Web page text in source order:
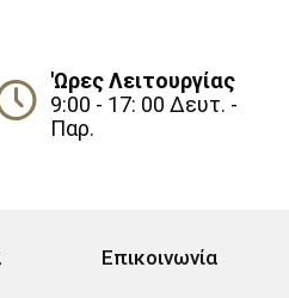
'Ωρες Λειτουργίας
9:00 - 17: 00 Δευτ. -
Παρ.
Επικοινωνία